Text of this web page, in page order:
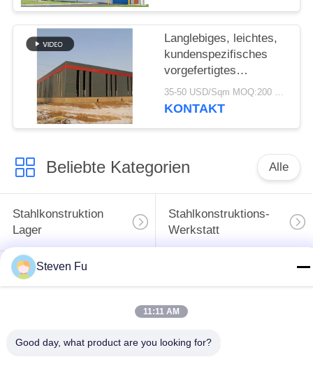
Langlebiges, leichtes,
kundenspezifisches
vorgefertigtes
Lagerhaus mit
verzinkter
35-50 USD/Sqm MOQ:200 Quadratmeter
KONTAKT
Beliebte Kategorien Alle
Stahlkonstruktion
Lager
Stahlkonstruktions-
Werkstatt
Stahlkonstruktionsbau
Vorfabrizierte
Gebäude
Steven Fu
11:11 AM
Good day, what product are you looking for?